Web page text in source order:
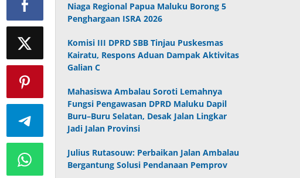
Niaga Regional Papua Maluku Borong 5
Penghargaan ISRA 2026
Komisi III DPRD SBB Tinjau Puskesmas
Kairatu, Respons Aduan Dampak Aktivitas
Galian C
Mahasiswa Ambalau Soroti Lemahnya
Fungsi Pengawasan DPRD Maluku Dapil
Buru–Buru Selatan, Desak Jalan Lingkar
Jadi Jalan Provinsi
Julius Rutasouw: Perbaikan Jalan Ambalau
Bergantung Solusi Pendanaan Pemprov